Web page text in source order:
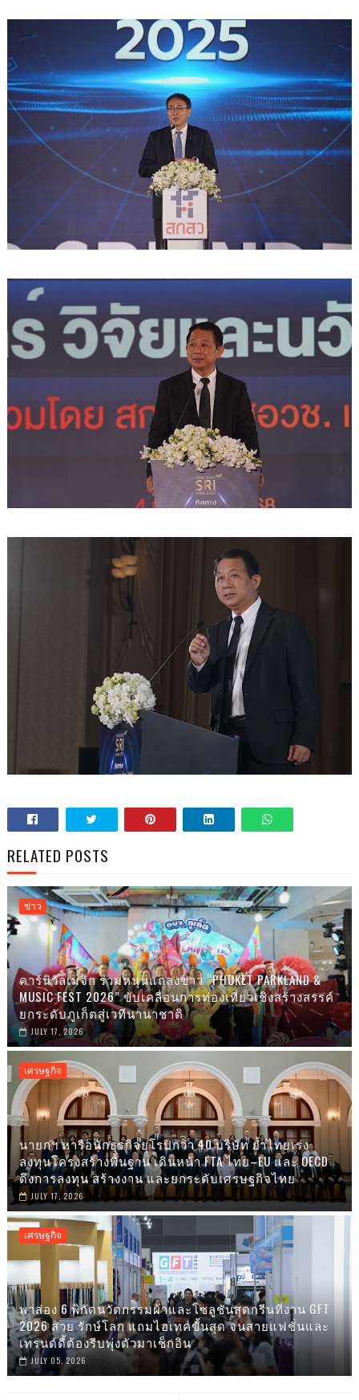
RELATED POSTS
ข่าว
คาร์นิวัลเมจิก ร่วมหนุนแถลงข่าว “PHUKET PARKLAND &
MUSIC FEST 2026” ขับเคลื่อนการท่องเที่ยวเชิงสร้างสรรค์
ยกระดับภูเก็ตสู่เวทีนานาชาติ
JULY 17, 2026
เศรษฐกิจ
นายกฯ หารือนักธุรกิจยุโรปกว่า 40 บริษัท ย้ำไทยเร่ง
ลงทุนโครงสร้างพื้นฐาน เดินหน้า FTA ไทย–EU และ OECD
ดึงการลงทุน สร้างงาน และยกระดับเศรษฐกิจไทย
JULY 17, 2026
เศรษฐกิจ
พาส่อง 6 พิกัดนวัตกรรมผ้าและโซลูชันสุดกรีนที่งาน GFT
2026 สวย รักษ์โลก แถมไฮเทคขั้นสุด จนสายแฟชั่นและ
เทรนด์ดี้ต้องรีบพุ่งตัวมาเช็กอิน
JULY 05, 2026